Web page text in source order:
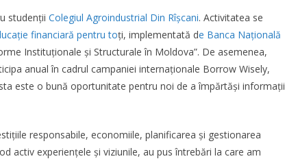
studenții Colegiul Agroindustrial Din Rîşcani. Activitatea se
financiară pentru toți, implementată de Banca Națională
Instituționale și Structurale în Moldova”. De asemenea,
anual în cadrul campaniei internaționale Borrow Wisely,
este o bună oportunitate pentru noi de a împărtăși informații
responsabile, economiile, planificarea și gestionarea
activ experiențele și viziunile, au pus întrebări la care am